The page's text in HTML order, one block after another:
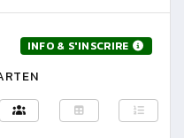
INFO & S'INSCRIRE